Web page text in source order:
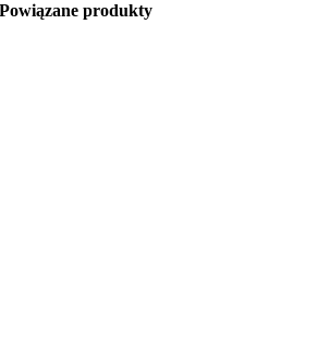
Powiązane produkty